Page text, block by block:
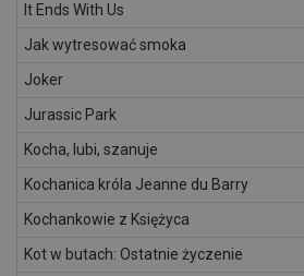
It Ends With Us
Jak wytresować smoka
Joker
Jurassic Park
Kocha, lubi, szanuje
Kochanica króla Jeanne du Barry
Kochankowie z Księżyca
Kot w butach: Ostatnie życzenie